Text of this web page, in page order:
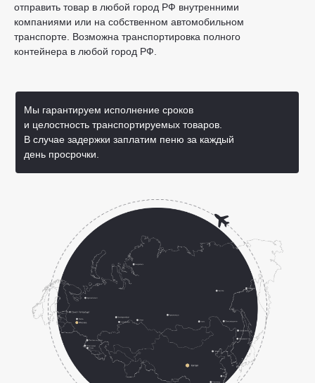
отправить товар в любой город РФ внутренними
компаниями или на собственном автомобильном
транспорте. Возможна транспортировка полного
контейнера в любой город РФ.
Мы гарантируем исполнение сроков
и целостность транспортируемых товаров.
В случае задержки заплатим пеню за каждый
день просрочки.